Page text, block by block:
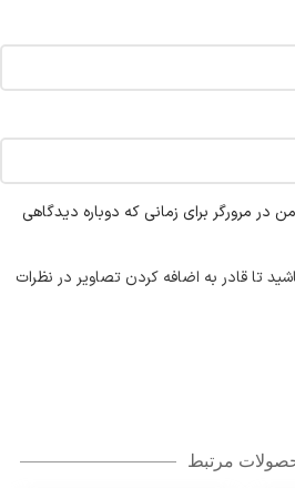
در مرورگر برای زمانی که دوباره دیدگاهی
تا قادر به اضافه کردن تصاویر در نظرات
مرتبط